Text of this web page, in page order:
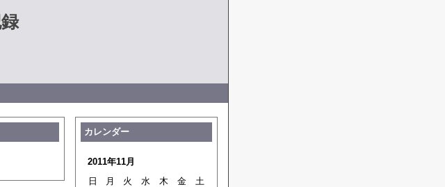
カレンダー
2011年11月
日
月 火 水 木 金
土